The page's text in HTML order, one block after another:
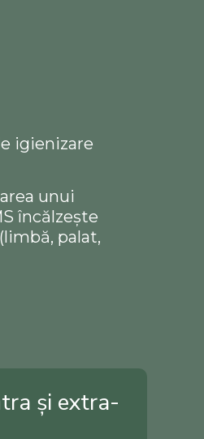
igienizare
unui
încălzește
palat,
și extra-